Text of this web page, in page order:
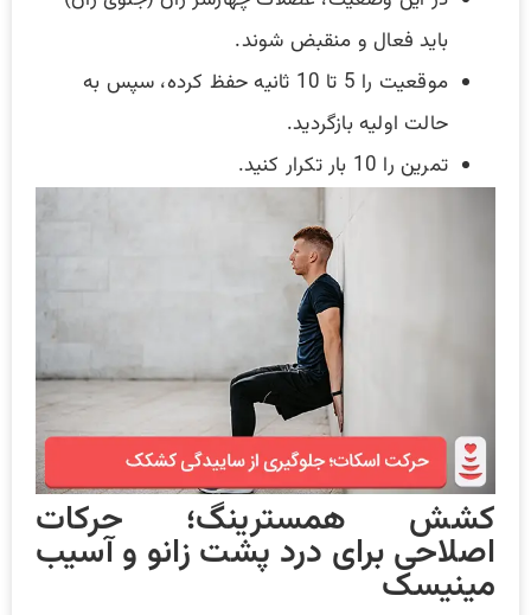
باید فعال و منقبض شوند.
موقعیت را 5 تا 10 ثانیه حفظ کرده، سپس به
حالت اولیه بازگردید.
تمرین را 10 بار تکرار کنید.
کشش همسترینگ؛ حرکات
اصلاحی برای درد پشت زانو و آسیب
مینیسک